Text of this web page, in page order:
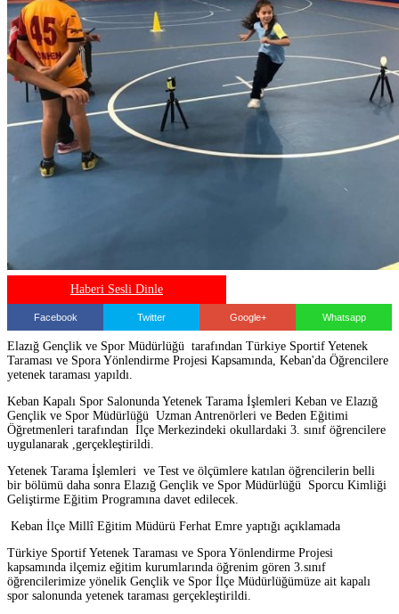
Haberi Sesli Dinle
Facebook Twitter Google+ Whatsapp
Elazığ Gençlik ve Spor Müdürlüğü tarafından Türkiye Sportif Yetenek
Taraması ve Spora Yönlendirme Projesi Kapsamında, Keban'da Öğrencilere
yetenek taraması yapıldı.
Keban Kapalı Spor Salonunda Yetenek Tarama İşlemleri Keban ve Elazığ
Gençlik ve Spor Müdürlüğü Uzman Antrenörleri ve Beden Eğitimi
Öğretmenleri tarafından İlçe Merkezindeki okullardaki 3. sınıf öğrencilere
uygulanarak ,gerçekleştirildi.
Yetenek Tarama İşlemleri ve Test ve ölçümlere katılan öğrencilerin belli
bir bölümü daha sonra Elazığ Gençlik ve Spor Müdürlüğü Sporcu Kimliği
Geliştirme Eğitim Programına davet edilecek.
Keban İlçe Millî Eğitim Müdürü Ferhat Emre yaptığı açıklamada
Türkiye Sportif Yetenek Taraması ve Spora Yönlendirme Projesi
kapsamında ilçemiz eğitim kurumlarında öğrenim gören 3.sınıf
öğrencilerimize yönelik Gençlik ve Spor İlçe Müdürlüğümüze ait kapalı
spor salonunda yetenek taraması gerçekleştirildi.